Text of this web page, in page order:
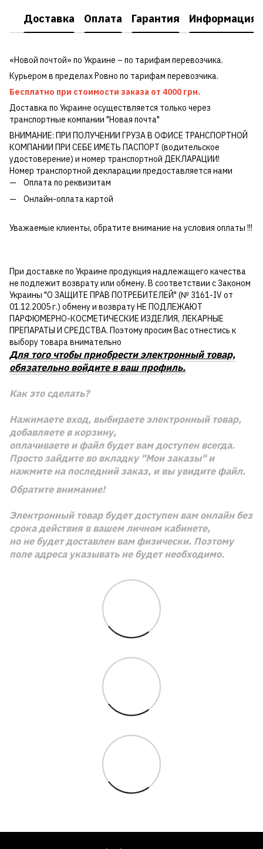
Доставка Оплата Гарантия Информация
«Новой почтой» по Украине – по тарифам перевозчика.
Курьером в пределах Ровно по тарифам перевозчика.
Бесплатно при стоимости заказа от 4000 грн.
Доставка по Украине осуществляется только через
транспортные компании "Новая почта"
ВНИМАНИЕ: ПРИ ПОЛУЧЕНИИ ГРУЗА В ОФИСЕ ТРАНСПОРТНОЙ
КОМПАНИИ ПРИ СЕБЕ ИМЕТЬ ПАСПОРТ (водительское
удостоверение) и номер транспортной ДЕКЛАРАЦИИ!
Номер транспортной декларации предоставляется нами
Оплата по реквизитам
Онлайн-оплата картой
Уважаемые клиенты, обратите внимание на условия оплаты !!!
При доставке по Украине продукция надлежащего качества
не подлежит возврату или обмену. В соответствии с Законом
Украины "О ЗАЩИТЕ ПРАВ ПОТРЕБИТЕЛЕЙ" (№ 3161-IV от
01.12.2005 г.) обмену и возврату НЕ ПОДЛЕЖАЮТ
ПАРФЮМЕРНО-КОСМЕТИЧЕСКИЕ ИЗДЕЛИЯ, ЛЕКАРНЫЕ
ПРЕПАРАТЫ И СРЕДСТВА. Поэтому просим Вас отнестись к
выбору товара внимательно
Для того чтобы приобрести электронный товар,
обязательно войдите в ваш профиль.
Как это сделать?
Нажимаете вход, выбираете электронный товар,
добавляете в корзину,
оплачиваете и файл будет вам доступен всегда.
Просто зайдите во вкладку "Мои заказы" и
нажмите на последний заказ, и вы увидите файл.
Обратите внимание!
Электронный товар будет доступен вам онлайн без
срока действия в вашем личном кабинете,
но не будет доставлен вам физически. Поэтому
поле адреса указывать не будет необходимо.